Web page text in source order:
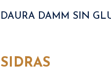
DAURA DAMM SIN
SIDRAS